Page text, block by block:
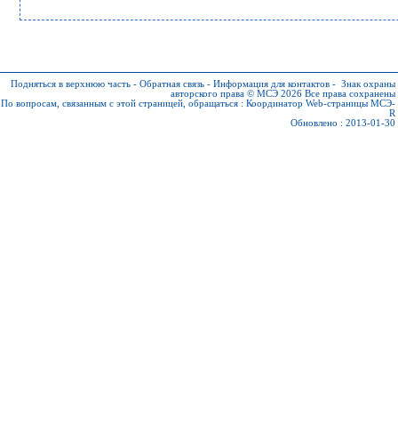
Подняться в верхнюю часть - Обратная связь - Информация для контактов - Знак охраны
авторского права © МСЭ 2026 Все права сохранены
По вопросам, связанным с этой страницей, обращаться : Координатор Web-страницы МСЭ-
R
Обновлено : 2013-01-30